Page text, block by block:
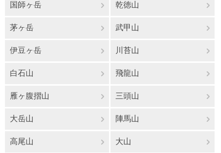
国師ヶ岳 乾徳山
茅ヶ岳 武甲山
伊豆ヶ岳 川苔山
白石山 飛龍山
雁ヶ腹摺山 三頭山
大岳山 陣馬山
高尾山 大山